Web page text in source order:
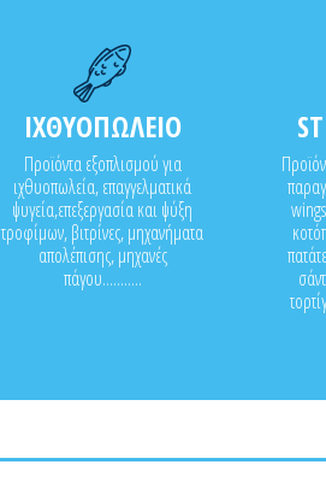
ΙΧΘΥΟΠΩΛΕΙΟ
Προϊόντα εξοπλισμού για
ιχθυοπωλεία, επαγγελματικά
ψυγεία,επεξεργασία και ψύξη
τροφίμων, βιτρίνες, μηχανήματα
απολέπισης, μηχανές
πάγου...........